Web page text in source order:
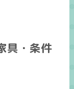
具・条件